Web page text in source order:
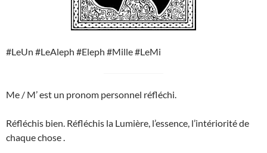
#LeUn #LeAleph #Eleph #Mille #LeMi
Me / M’ est un pronom personnel réfléchi.
Réfléchis bien. Réfléchis la Lumière, l’essence, l’intériorité de
chaque chose .